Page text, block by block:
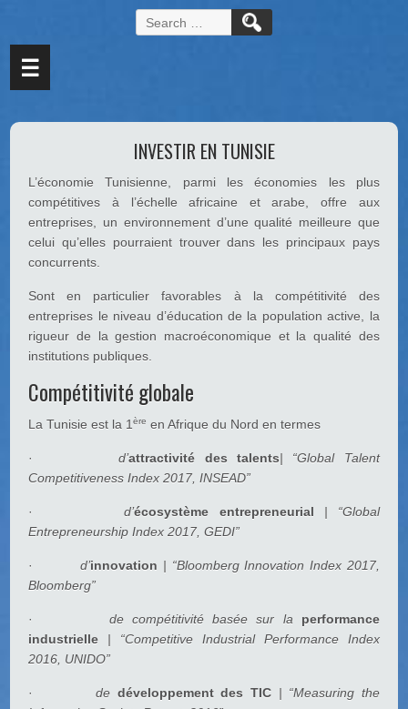
Search
for:
☰
INVESTIR EN TUNISIE
L’économie Tunisienne, parmi les économies les plus
compétitives à l’échelle africaine et arabe, offre aux
entreprises, un environnement d’une qualité meilleure que
celui qu’elles pourraient trouver dans les principaux pays
concurrents.
Sont en particulier favorables à la compétitivité des
entreprises le niveau d’éducation de la population active, la
rigueur de la gestion macroéconomique et la qualité des
institutions publiques.
Compétitivité globale
La Tunisie est la 1ère en Afrique du Nord en termes
·d’attractivité des talents| “Global Talent
Competitiveness Index 2017, INSEAD”
·d’écosystème entrepreneurial | “Global
Entrepreneurship Index 2017, GEDI”
·d’innovation | “Bloomberg Innovation Index 2017,
Bloomberg”
· de compétitivité basée sur la performance
industrielle | “Competitive Industrial Performance Index
2016, UNIDO”
· dedéveloppement des TIC| “Measuring the